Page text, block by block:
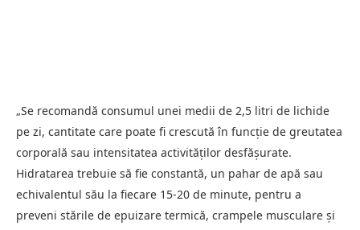
„Se recomandă consumul unei medii de 2,5 litri de lichide
pe zi, cantitate care poate fi crescută în funcţie de greutatea
corporală sau intensitatea activităţilor desfăşurate.
Hidratarea trebuie să fie constantă, un pahar de apă sau
echivalentul său la fiecare 15-20 de minute, pentru a
preveni stările de epuizare termică, crampele musculare şi